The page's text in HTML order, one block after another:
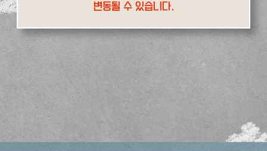
변동될 수 있습니다.